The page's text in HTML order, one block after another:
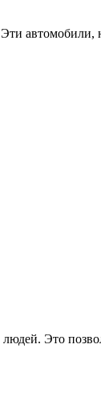
Это